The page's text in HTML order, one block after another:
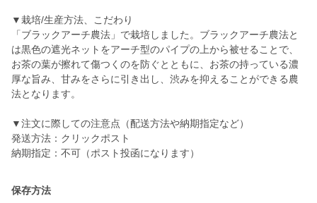
▼栽培/生産方法、こだわり
「ブラックアーチ農法」で栽培しました。ブラックアーチ農法と
は黒色の遮光ネットをアーチ型のパイプの上から被せることで、
お茶の葉が擦れて傷つくのを防ぐとともに、お茶の持っている濃
厚な旨み、甘みをさらに引き出し、渋みを抑えることができる農
法となります。
▼注文に際しての注意点（配送方法や納期指定など）
発送方法：クリックポスト
納期指定：不可（ポスト投函になります）
保存方法